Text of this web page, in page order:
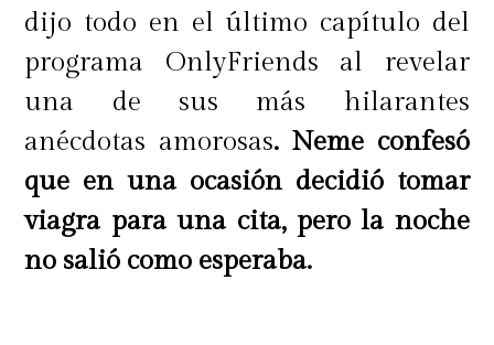
dijo todo en el último capítulo del
programa OnlyFriends al revelar
una de sus más hilarantes
anécdotas amorosas. Neme confesó
que en una ocasión decidió tomar
viagra para una cita, pero la noche
no salió como esperaba.